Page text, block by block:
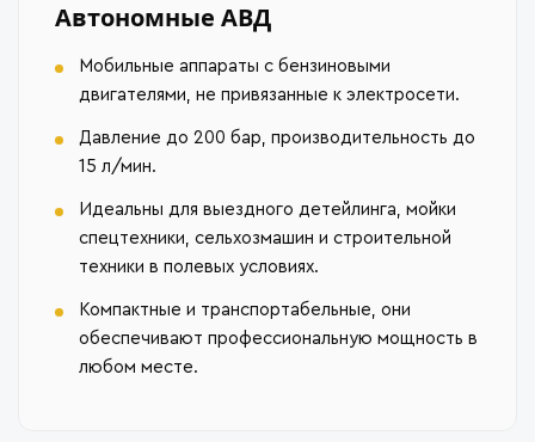
Автономные АВД
Мобильные аппараты с бензиновыми
двигателями, не привязанные к электросети.
Давление до 200 бар, производительность до
15 л/мин.
Идеальны для выездного детейлинга, мойки
спецтехники, сельхозмашин и строительной
техники в полевых условиях.
Компактные и транспортабельные, они
обеспечивают профессиональную мощность в
любом месте.